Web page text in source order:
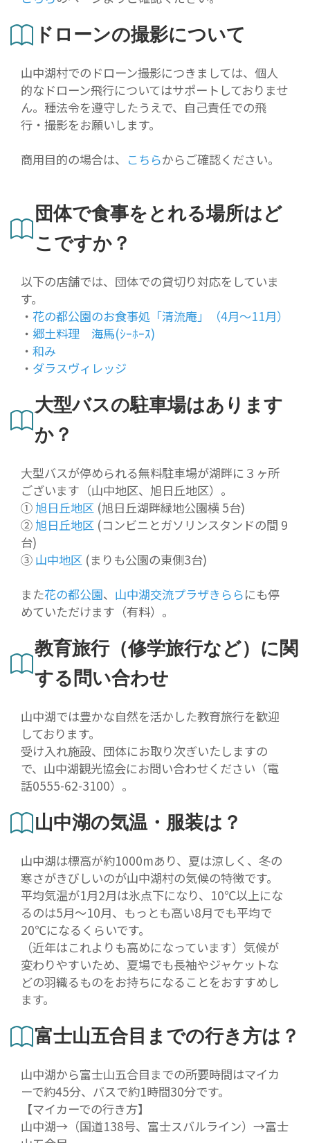
ドローンの撮影について
山中湖村でのドローン撮影につきましては、個人
的なドローン飛行についてはサポートしておりませ
ん。種法令を遵守したうえで、自己責任での飛
行・撮影をお願いします。
商用目的の場合は、 こちらからご確認ください。
団体で食事をとれる場所はど
こですか？
以下の店舗では、団体での貸切り対応をしていま
す。
・ 花の都公園のお食事処「清流庵」（4月〜11月）
・ 郷土料理 海馬(ｼｰﾎｰｽ)
・ 和み
・ ダラスヴィレッジ
大型バスの駐車場はあります
か？
大型バスが停められる無料駐車場が湖畔に３ヶ所
ございます（山中地区、旭日丘地区）。
① 旭日丘地区 (旭日丘湖畔緑地公園横 5台)
② 旭日丘地区 (コンビニとガソリンスタンドの間 9
台)
③ 山中地区 (まりも公園の東側3台)
また花の都公園、 山中湖交流プラザきららにも停
めていただけます（有料）。
教育旅行（修学旅行など）に関
する問い合わせ
山中湖では豊かな自然を活かした教育旅行を歓迎
しております。
受け入れ施設、団体にお取り次ぎいたしますの
で、山中湖観光協会にお問い合わせください（電
話0555-62-3100）。
山中湖の気温・服装は？
山中湖は標高が約1000mあり、夏は涼しく、冬の
寒さがきびしいのが山中湖村の気候の特徴です。
平均気温が1月2月は氷点下になり、10℃以上にな
るのは5月〜10月、もっとも高い8月でも平均で
20℃になるくらいです。
（近年はこれよりも高めになっています）気候が
変わりやすいため、夏場でも長袖やジャケットな
どの羽織るものをお持ちになることをおすすめし
ます。
富士山五合目までの行き方は？
山中湖から富士山五合目までの所要時間はマイカ
ーで約45分、バスで約1時間30分です。
【マイカーでの行き方】
山中湖→（国道138号、富士スバルライン）→富士